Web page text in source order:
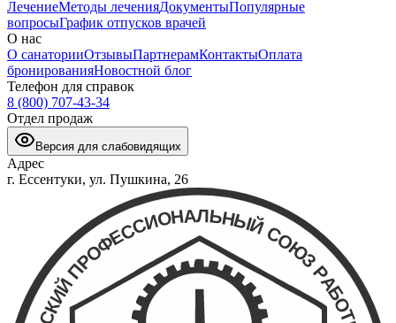
ЛечениеМетоды леченияДокументыПопулярные
вопросыГрафик отпусков врачей
О нас
О санаторииОтзывыПартнерамКонтактыОплата
бронированияНовостной блог
Телефон для справок
8 (800) 707-43-34
Отдел продаж
Версия для слабовидящих
Адрес
г. Ессентуки, ул. Пушкина, 26